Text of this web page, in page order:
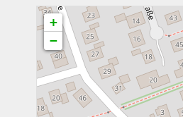
+
−